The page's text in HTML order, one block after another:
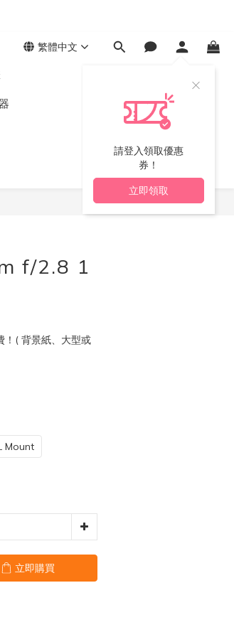
繁體中文
請登入領取優惠
券！
立即領取
f/2.8 1
！( 背景紙、大型或
Mount
立即購買
立即購買